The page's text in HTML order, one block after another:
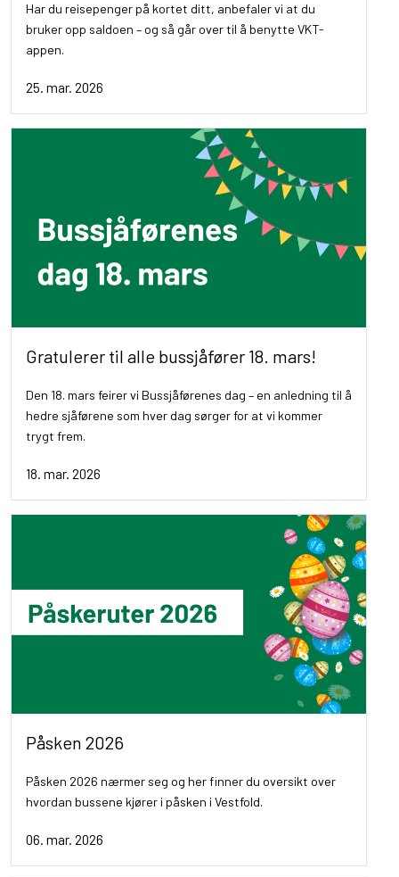
Har du reisepenger på kortet ditt, anbefaler vi at du
bruker opp saldoen – og så går over til å benytte VKT-
appen.
25. mar. 2026
Gratulerer til alle bussjåfører 18. mars!
Den 18. mars feirer vi Bussjåførenes dag – en anledning til å
hedre sjåførene som hver dag sørger for at vi kommer
trygt frem.
18. mar. 2026
Påsken 2026
Påsken 2026 nærmer seg og her finner du oversikt over
hvordan bussene kjører i påsken i Vestfold.
06. mar. 2026